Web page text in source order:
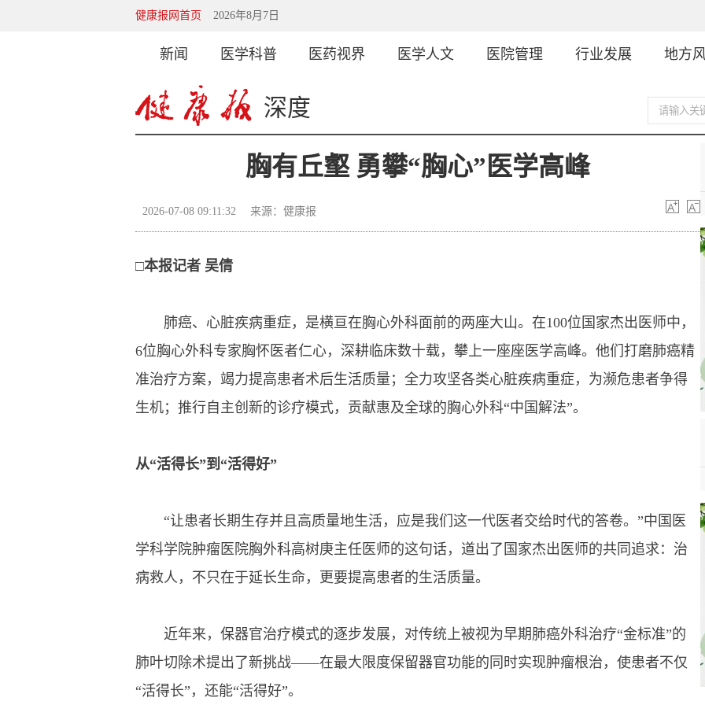
健康报网首页 2026年8月7日
新闻 医学科普 医药视界 医学人文 医院管理 行业发展 地方
深度
胸有丘壑 勇攀“胸心”医学高峰
2026-07-08 09:11:32 来源：健康报
□本报记者 吴倩
肺癌、心脏疾病重症，是横亘在胸心外科面前的两座大山。在100位国家杰出医师中，
6位胸心外科专家胸怀医者仁心，深耕临床数十载，攀上一座座医学高峰。他们打磨肺癌精
准治疗方案，竭力提高患者术后生活质量；全力攻坚各类心脏疾病重症，为濒危患者争得
生机；推行自主创新的诊疗模式，贡献惠及全球的胸心外科“中国解法”。
从“活得长”到“活得好”
“让患者长期生存并且高质量地生活，应是我们这一代医者交给时代的答卷。”中国医
学科学院肿瘤医院胸外科高树庚主任医师的这句话，道出了国家杰出医师的共同追求：治
病救人，不只在于延长生命，更要提高患者的生活质量。
近年来，保器官治疗模式的逐步发展，对传统上被视为早期肺癌外科治疗“金标准”的
肺叶切除术提出了新挑战——在最大限度保留器官功能的同时实现肿瘤根治，使患者不仅
“活得长”，还能“活得好”。